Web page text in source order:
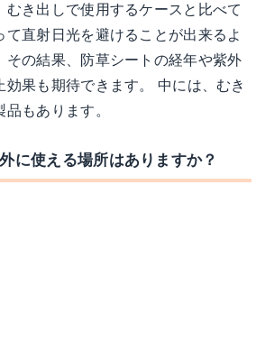
むき出しで使用するケースと比べて
て直射日光を避けることが出来るよ
その結果、防草シートの経年や紫外
果も期待できます。 中には、むき
もあります。
に使える場所はありますか？